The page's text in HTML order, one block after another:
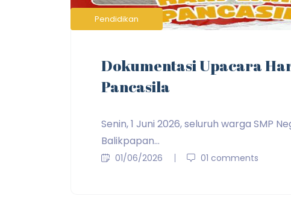
Pendidikan
Dokumentasi Upacara
Pancasila
Senin, 1 Juni 2026, seluruh warga SMP
Balikpapan...
01/06/2026 01 comments